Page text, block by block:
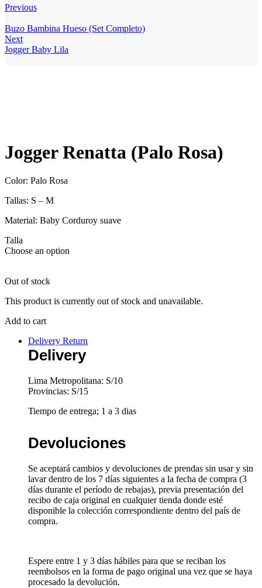
Previous
Buzo Bambina Hueso (Set Completo)
Next
Jogger Baby Lila
Jogger Renatta (Palo Rosa)
Color: Palo Rosa
Tallas: S – M
Material: Baby Corduroy suave
Talla
Choose an option
Out of stock
This product is currently out of stock and unavailable.
Add to cart
Delivery Return
Delivery
Lima Metropolitana: S/10
Provincias: S/15
Tiempo de entrega; 1 a 3 dias
Devoluciones
Se aceptará cambios y devoluciones de prendas sin usar y sin
lavar dentro de los 7 días siguientes a la fecha de compra (3
días durante el período de rebajas), previa presentación del
recibo de caja original en cualquier tienda donde esté
disponible la colección correspondiente dentro del país de
compra.
Espere entre 1 y 3 días hábiles para que se reciban los
reembolsos en la forma de pago original una vez que se haya
procesado la devolución.